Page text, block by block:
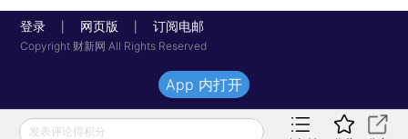
登录 网页版 订阅电邮
Copyright 财新网 All Rights Reserved
发表评论得积分
App 内打开